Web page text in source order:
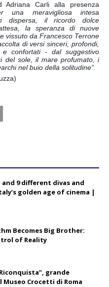
Adriana Carli alla presenza
una meravigliosa intesa
dispersa, il ricordo dolce
la speranza di nuove
vissuto da Francesco Terrone
di versi sinceri, profondi,
confortati - dal suggestivo
del sole, il mare profumato, i
nel buio della solitudine”.
9 different divas and
golden age of cinema |
Becomes Big Brother:
of Reality
grande
Crocetti di Roma